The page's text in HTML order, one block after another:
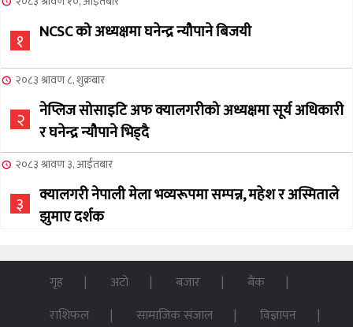
१ NCSC को अध्यक्षमा घनेन्द्र न्यौपाने बिजयी
२०८३ श्रावण ८, शुक्रबार
२
नेप्लिज सोसाइटि अफ क्यालगरीको अध्यक्षमा सूर्य अधिकारी
र घनेन्द्र न्यौपाने भिड्दै
२०८३ श्रावण ३, आईतबार
३
क्यालगरी नेपाली मेला भव्यरूपमा सम्पन्न, महेश र अस्मिताले
झुमाए दर्शक
NCSC को अध्यक्ष पदको लागी सूर्य अधिकारीको उम्मेदवारी
गृह अटो बजार
बैंक
राशिफल
सामाजिक संजाल
विज्ञापन